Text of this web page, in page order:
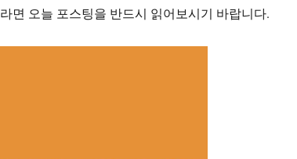
면 오늘 포스팅을 반드시 읽어보시기 바랍니다.